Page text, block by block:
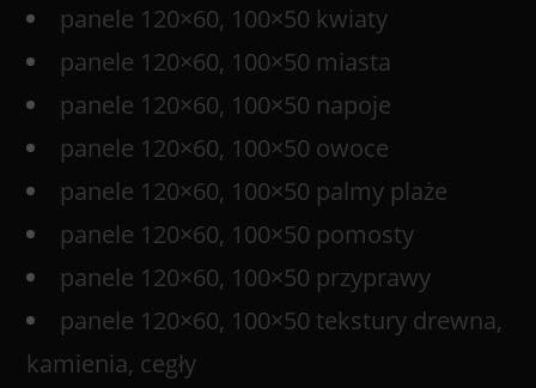
panele 120×60, 100×50 kwiaty
panele 120×60, 100×50 miasta
panele 120×60, 100×50 napoje
panele 120×60, 100×50 owoce
panele 120×60, 100×50 palmy plaże
panele 120×60, 100×50 pomosty
panele 120×60, 100×50 przyprawy
panele 120×60, 100×50 tekstury drewna,
kamienia, cegły